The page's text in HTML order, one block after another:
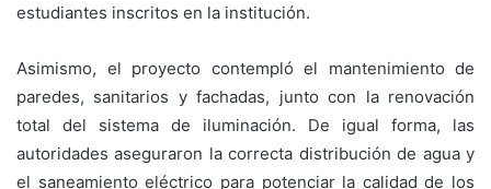
estudiantes inscritos en la institución.
Asimismo, el proyecto contempló el mantenimiento de
paredes, sanitarios y fachadas, junto con la renovación
total del sistema de iluminación. De igual forma, las
autoridades aseguraron la correcta distribución de agua y
el saneamiento eléctrico para potenciar la calidad de los